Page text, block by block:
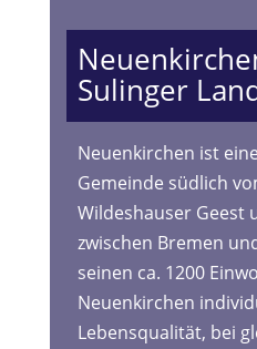
Sulinger
Neuenkirchen ist
Gemeinde südlich
Wildeshauser Geest
zwischen Bremen
seinen ca. 1200
Neuenkirchen
Lebensqualität, bei